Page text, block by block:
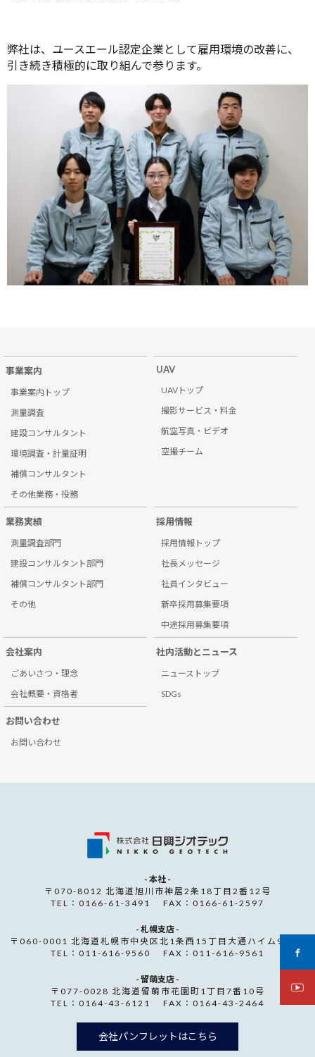
弊社は、ユースエール認定企業として雇用環境の改善に、
引き続き積極的に取り組んで参ります。
事業案内
事業案内トップ
測量調査
建設コンサルタント
環境調査・計量証明
補償コンサルタント
その他業務・役務
UAV
UAVトップ
撮影サービス・料金
航空写真・ビデオ
空撮チーム
業務実績
測量調査部門
建設コンサルタント部門
補償コンサルタント部門
その他
採用情報
採用情報トップ
社長メッセージ
社員インタビュー
新卒採用募集要項
中途採用募集要項
会社案内
ごあいさつ・理念
会社概要・資格者
社内活動とニュース
ニューストップ
SDGs
お問い合わせ
お問い合わせ
- 本社 -
〒070-8012 北海道旭川市神居2条18丁目2番12号
TEL：0166-61-3491 FAX：0166-61-2597
- 札幌支店 -
〒060-0001 北海道札幌市中央区北1条西15丁目大通ハイム907号
TEL：011-616-9560 FAX：011-616-9561
- 留萌支店 -
〒077-0028 北海道留萌市花園町1丁目7番10号
TEL：0164-43-6121 FAX：0164-43-2464
会社パンフレットはこちら